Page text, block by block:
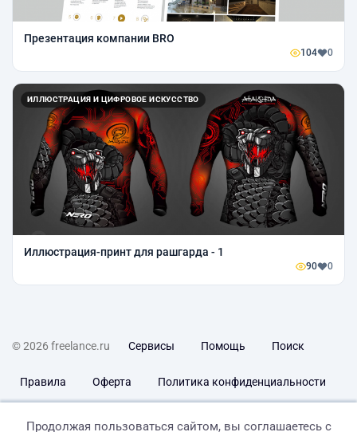
Презентация компании BRO
104 0
ИЛЛЮСТРАЦИЯ И ЦИФРОВОЕ ИСКУССТВО
Иллюстрация-принт для рашгарда - 1
90 0
© 2026 freelance.ru Сервисы Помощь Поиск
Правила Оферта Политика конфиденциальности
Продолжая пользоваться сайтом, вы соглашаетесь с